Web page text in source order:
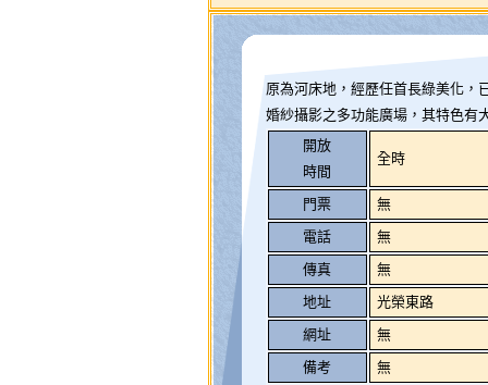
原為河床地，經歷任首長綠美化，
婚紗攝影之多功能廣場，其特色有
開放
時間
全時
門票
無
電話
無
傳真
無
地址
光榮東路
網址
無
備考
無